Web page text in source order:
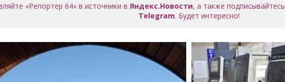
«Репортер 64» в источники вЯндекс.Новости, а также
Telegram. Будет интересно!